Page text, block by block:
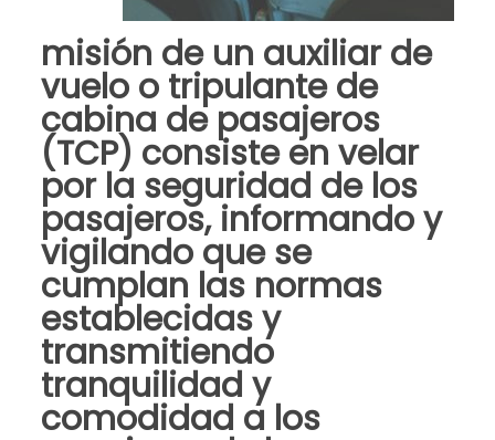
misión de un auxiliar de
vueloo tripulante de
cabina de pasajeros
(TCP) consiste en velar
por la seguridad de los
pasajeros, informando y
vigilando que se
cumplan las normas
establecidas y
transmitiendo
tranquilidad y
comodidad a los